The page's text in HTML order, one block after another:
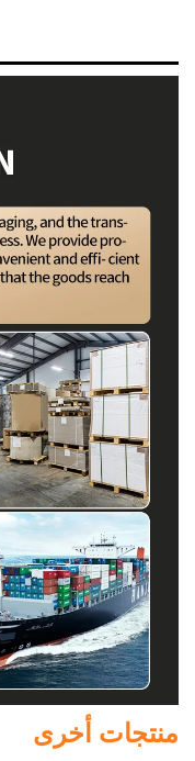
منتجات أخرى